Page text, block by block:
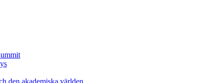
den akademiska världen